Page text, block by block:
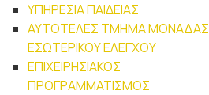
ΥΠΗΡΕΣΙΑ ΠΑΙΔΕΙΑΣ
ΑΥΤΟΤΕΛΕΣ ΤΜΗΜΑ ΜΟΝΑΔΑΣ
ΕΣΩΤΕΡΙΚΟΥ ΕΛΕΓΧΟΥ
ΕΠΙΧΕΙΡΗΣΙΑΚΟΣ
ΠΡΟΓΡΑΜΜΑΤΙΣΜΟΣ